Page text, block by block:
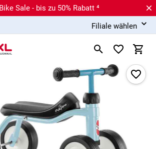
Sale - bis zu 50% Rabatt ⁴
Filiale wählen